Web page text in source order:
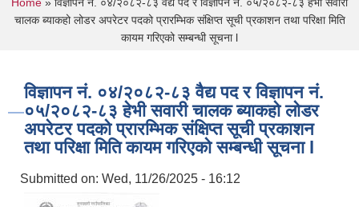
You are here
Home » विज्ञापन नं. ०४/२०८२-८३ वैद्य पद र विज्ञापन नं. ०५/२०८२-८३ हेभी सवारी
चालक ब्याकहो लोडर अपरेटर पदको प्रारम्भिक संक्षिप्त सूची प्रकाशन तथा परिक्षा मिति
कायम गरिएको सम्बन्धी सूचना l
विज्ञापन नं. ०४/२०८२-८३ वैद्य पद र विज्ञापन नं.
०५/२०८२-८३ हेभी सवारी चालक ब्याकहो लोडर
अपरेटर पदको प्रारम्भिक संक्षिप्त सूची प्रकाशन
तथा परिक्षा मिति कायम गरिएको सम्बन्धी सूचना l
Submitted on: Wed, 11/26/2025 - 16:12